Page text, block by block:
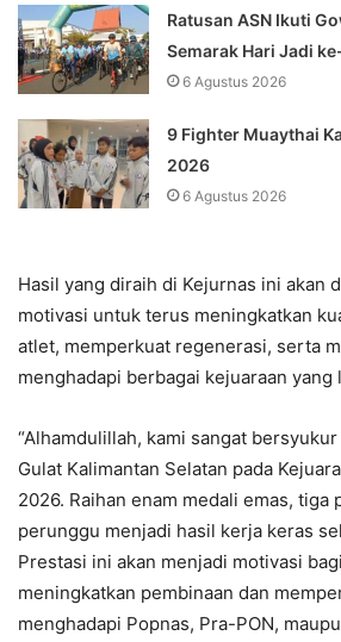
Ratusan ASN Ikuti
Semarak Hari Jadi
6 Agustus 2026
9 Fighter Muaythai
2026
6 Agustus 2026
Hasil yang diraih di Kejurnas ini akan
motivasi untuk terus meningkatkan
atlet, memperkuat regenerasi, serta
menghadapi berbagai kejuaraan
“Alhamdulillah, kami sangat
Gulat Kalimantan Selatan pada
2026. Raihan enam medali emas, tiga
perunggu menjadi hasil kerja keras
Prestasi ini akan menjadi motivasi
meningkatkan pembinaan dan
menghadapi Popnas, Pra-PON,